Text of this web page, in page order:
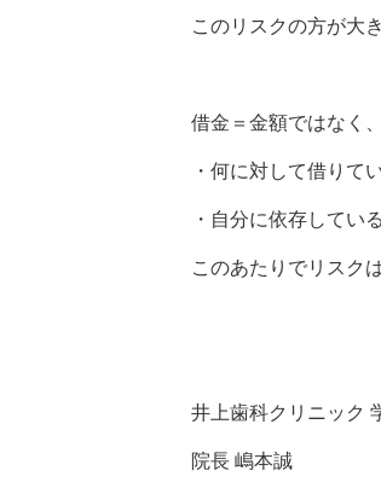
このリスクの方が大
借金＝金額ではなく、
・何に対して借りて
・自分に依存してい
このあたりでリスク
井上歯科クリニック
院長 嶋本誠